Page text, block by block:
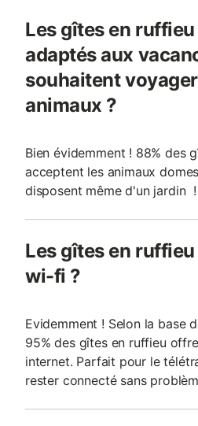
Les gîtes en
adaptés aux
souhaitent
animaux ?
Bien évidemment ! 88% des
acceptent les animaux
disposent même d'un jardin !
Les gîtes en
wi-fi ?
Evidemment ! Selon la base
95% des gîtes en ruffieu
internet. Parfait pour le
rester connecté sans